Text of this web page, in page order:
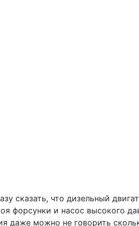
сказать, что дизельный
форсунки и насос высокого
даже можно не говорить